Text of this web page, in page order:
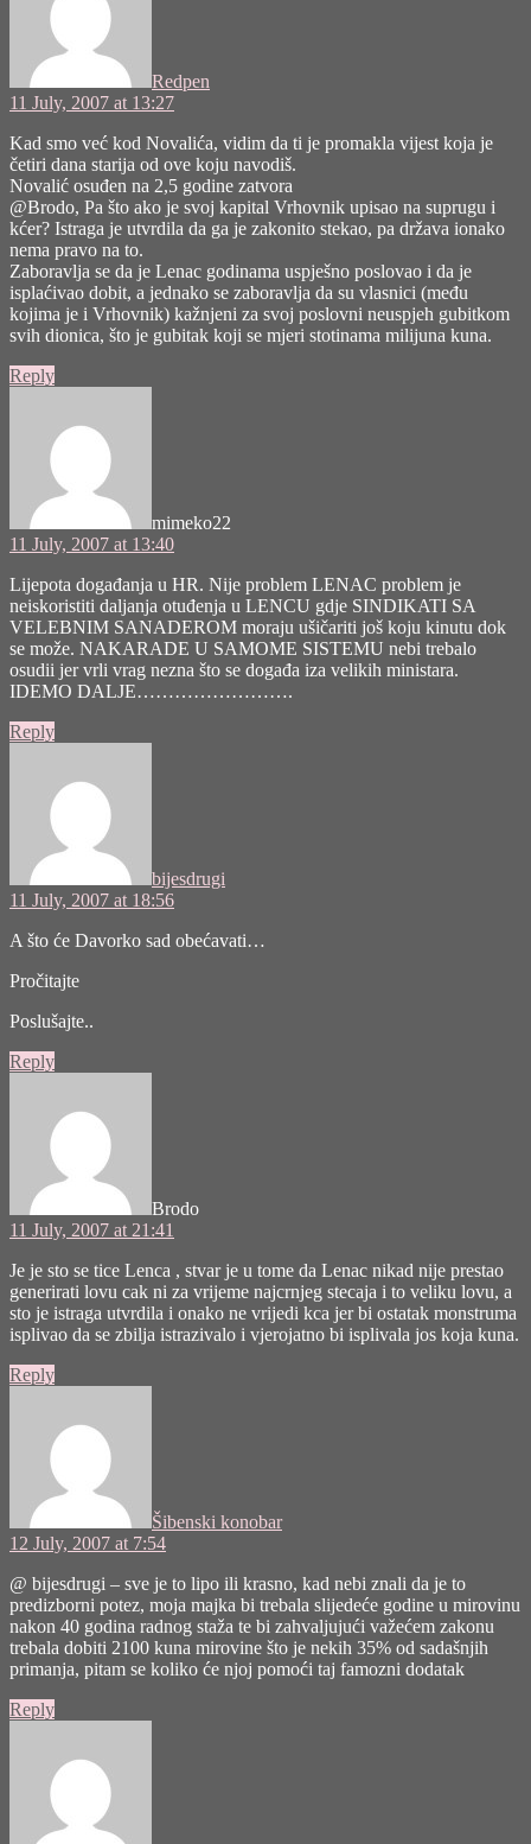
Redpen
11 July, 2007 at 13:27
Kad smo već kod Novalića, vidim da ti je promakla vijest koja je
četiri dana starija od ove koju navodiš.
Novalić osuđen na 2,5 godine zatvora
@Brodo, Pa što ako je svoj kapital Vrhovnik upisao na suprugu i
kćer? Istraga je utvrdila da ga je zakonito stekao, pa država ionako
nema pravo na to.
Zaboravlja se da je Lenac godinama uspješno poslovao i da je
isplaćivao dobit, a jednako se zaboravlja da su vlasnici (među
kojima je i Vrhovnik) kažnjeni za svoj poslovni neuspjeh gubitkom
svih dionica, što je gubitak koji se mjeri stotinama milijuna kuna.
Reply
mimeko22
11 July, 2007 at 13:40
Lijepota događanja u HR. Nije problem LENAC problem je
neiskoristiti daljanja otuđenja u LENCU gdje SINDIKATI SA
VELEBNIM SANADEROM moraju ušičariti još koju kinutu dok
se može. NAKARADE U SAMOME SISTEMU nebi trebalo
osudii jer vrli vrag nezna što se događa iza velikih ministara.
IDEMO DALJE…………………….
Reply
bijesdrugi
11 July, 2007 at 18:56
A što će Davorko sad obećavati…
Pročitajte
Poslušajte..
Reply
Brodo
11 July, 2007 at 21:41
Je je sto se tice Lenca , stvar je u tome da Lenac nikad nije prestao
generirati lovu cak ni za vrijeme najcrnjeg stecaja i to veliku lovu, a
sto je istraga utvrdila i onako ne vrijedi kca jer bi ostatak monstruma
isplivao da se zbilja istrazivalo i vjerojatno bi isplivala jos koja kuna.
Reply
Šibenski konobar
12 July, 2007 at 7:54
@ bijesdrugi – sve je to lipo ili krasno, kad nebi znali da je to
predizborni potez, moja majka bi trebala slijedeće godine u mirovinu
nakon 40 godina radnog staža te bi zahvaljujući važećem zakonu
trebala dobiti 2100 kuna mirovine što je nekih 35% od sadašnjih
primanja, pitam se koliko će njoj pomoći taj famozni dodatak
Reply